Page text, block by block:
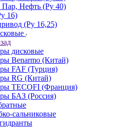
Пар, Нефть (Ру 40)
16)
(Ру 16,25)
дисковые
Benarmo (Китай)
FAF (Турция)
RG (Китай)
TECOFI (Франция)
БАЗ (Россия)
сальниковые